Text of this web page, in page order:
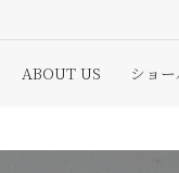
ABOUT US ショ